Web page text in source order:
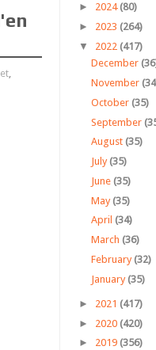
,
► 2024 (80)
► 2023 (264)
▼ 2022 (417)
December
November
October (35)
September
August (35)
July (35)
June (35)
May (35)
April (34)
March (36)
February (32)
January (35)
► 2021 (417)
► 2020 (420)
► 2019 (356)